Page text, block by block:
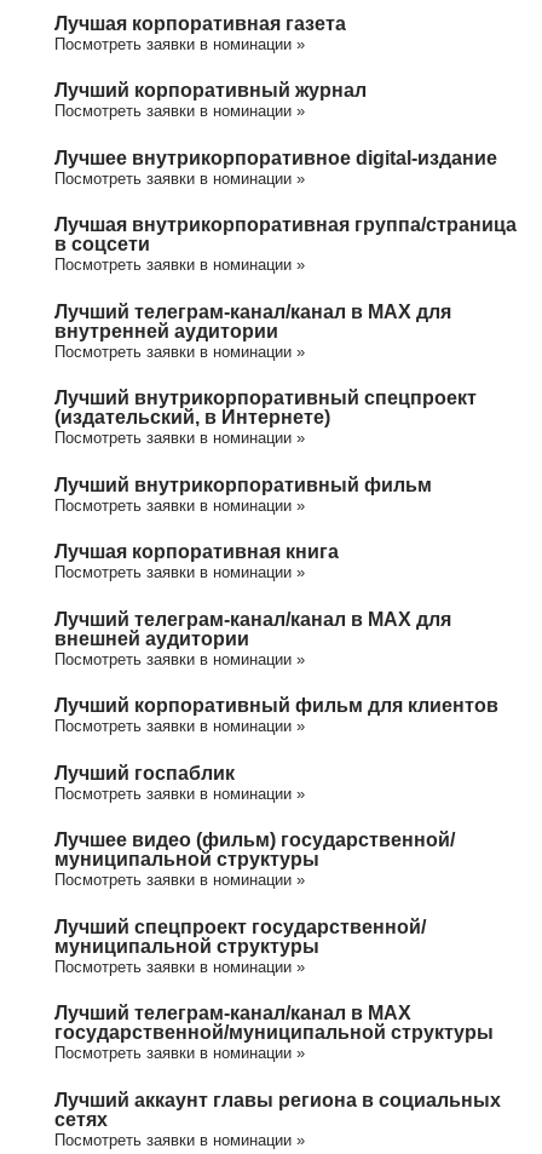
Лучшая корпоративная газета
Посмотреть заявки в номинации »
Лучший корпоративный журнал
Посмотреть заявки в номинации »
Лучшее внутрикорпоративное digital-издание
Посмотреть заявки в номинации »
Лучшая внутрикорпоративная группа/cтраница
в соцсети
Посмотреть заявки в номинации »
Лучший телеграм-канал/канал в МАХ для
внутренней аудитории
Посмотреть заявки в номинации »
Лучший внутрикорпоративный спецпроект
(издательский, в Интернете)
Посмотреть заявки в номинации »
Лучший внутрикорпоративный фильм
Посмотреть заявки в номинации »
Лучшая корпоративная книга
Посмотреть заявки в номинации »
Лучший телеграм-канал/канал в МАХ для
внешней аудитории
Посмотреть заявки в номинации »
Лучший корпоративный фильм для клиентов
Посмотреть заявки в номинации »
Лучший госпаблик
Посмотреть заявки в номинации »
Лучшее видео (фильм) государственной/
муниципальной структуры
Посмотреть заявки в номинации »
Лучший спецпроект государственной/
муниципальной структуры
Посмотреть заявки в номинации »
Лучший телеграм-канал/канал в МАХ
государственной/муниципальной структуры
Посмотреть заявки в номинации »
Лучший аккаунт главы региона в социальных
сетях
Посмотреть заявки в номинации »